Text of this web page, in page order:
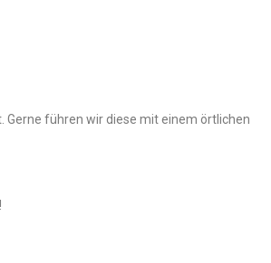
führen wir diese mit einem örtlichen